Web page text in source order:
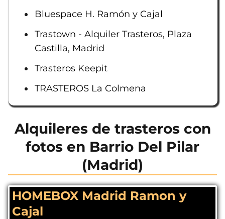
Bluespace H. Ramón y Cajal
Trastown - Alquiler Trasteros, Plaza
Castilla, Madrid
Trasteros Keepit
TRASTEROS La Colmena
Alquileres de trasteros con
fotos en Barrio Del Pilar
(Madrid)
HOMEBOX Madrid Ramon y
Cajal